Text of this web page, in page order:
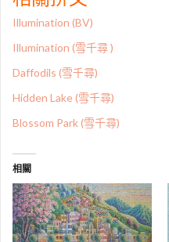
Illumination (BV)
Illumination (雪千尋 )
Daffodils (雪千尋)
Hidden Lake (雪千尋)
Blossom Park (雪千尋)
相關